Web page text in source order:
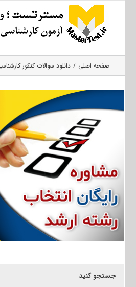
صفحه اصلی دانلود سوالات کنکور
جستجو کنید